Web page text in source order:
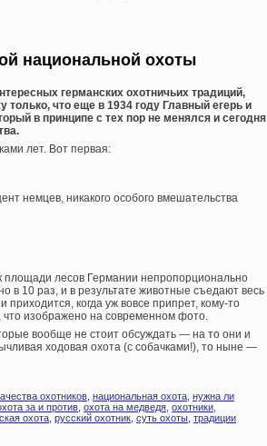
национальной охоты
германских охотничьих традиций,
что еще в 1934 году Главный егерь и
в принципе с тех пор не менялся и сегодня
лет. Вот первая:
немцев, никакого особого вмешательства
площади лесов Германии непропорционально
в 10 раз, и в результате животные съедают весь
когда уж вовсе припрет, кому-то
что изображено на современном фото.
вообще не стоит обсуждать — на то они и
ходовая охота (с собачками!), то ныне —
охотников национальная охота нужна ли
за и против охота на медведя охотники
охота русский охотник суть охоты традиции